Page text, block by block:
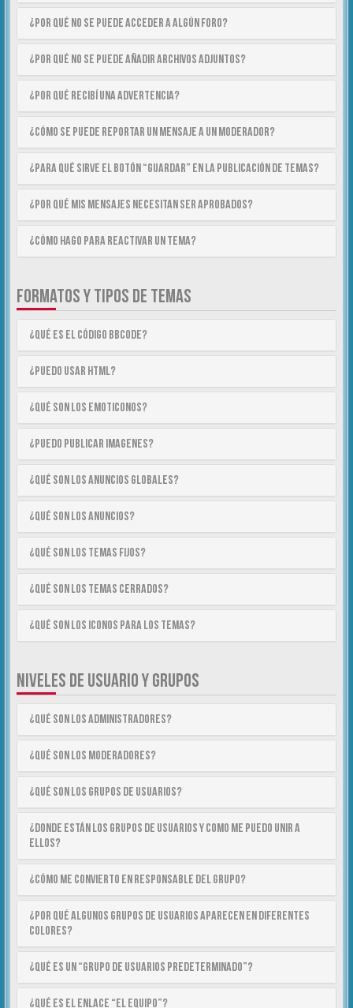
¿Por qué no se puede acceder a algún foro?
¿Por qué no se puede añadir archivos adjuntos?
¿Por qué recibí una advertencia?
¿Cómo se puede reportar un mensaje a un moderador?
¿Para qué sirve el botón “Guardar” en la publicación de temas?
¿Por qué mis mensajes necesitan ser aprobados?
¿Cómo hago para reactivar un tema?
FORMATOS Y TIPOS DE TEMAS
¿Qué es el código BBCode?
¿Puedo usar HTML?
¿Qué son los emoticonos?
¿Puedo publicar imagenes?
¿Qué son los anuncios globales?
¿Qué son los anuncios?
¿Qué son los temas fijos?
¿Qué son los temas cerrados?
¿Qué son los iconos para los temas?
NIVELES DE USUARIO Y GRUPOS
¿Qué son los Administradores?
¿Qué son los Moderadores?
¿Qué son los Grupos de Usuarios?
¿Donde están los Grupos de Usuarios y como me puedo unir a
ellos?
¿Cómo me convierto en Responsable del Grupo?
¿Por qué algunos Grupos de Usuarios aparecen en diferentes
colores?
¿Qué es un “Grupo de Usuarios predeterminado”?
¿Qué es el enlace “El equipo”?